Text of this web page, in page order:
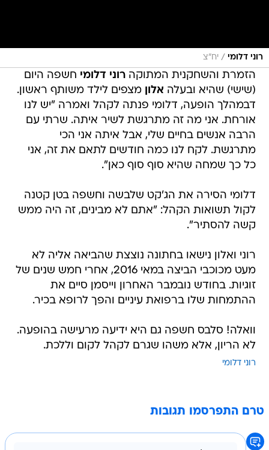
רוני דלומי / יח"צ
הזמרת והשחקנית המתוקהרוני דלומי חשפה היום
(שישי) שהיא ובעלה אלון מצפים לילד משותף ראשון.
דבמהלך הופעה, דלומי פנתה לקהל ואמרה "יש לנו
אורחת. אני מה זה מתרגשת לשיר איתה. שרתי עם
הרבה אנשים בחיים שלי, אבל איתה אני הכי
מתרגשת. לקח לנו כמה חודשים לתאם את זה, אני
כל כך שמחה שהיא סוף סוף כאן".
דלומי הסירה את הג'קט שלבשה וחשפה בטן קטנה
לקול תשואות הקהל: "אתם לא מבינים, זה היה ממש
קשה להסתיר".
רוני ואלון נישאו בחתונה נוצצת שהביאה אליה לא
מעט מכוכבי הביצה במאי 2016, אחרי חמש שנים של
זוגיות. בחודש נובמבר האחרון וייסמן סיים את
ההתמחות שלו ברפואת עיניים והפך לרופא בכיר.
וואלה! סלבס חשפה גם היא ידיעה מרעישה בהופעה.
לא הריון, אלא משהו שגרם לקהל לקום וללכת.
רוני דלומי
טרם התפרסמו תגובות